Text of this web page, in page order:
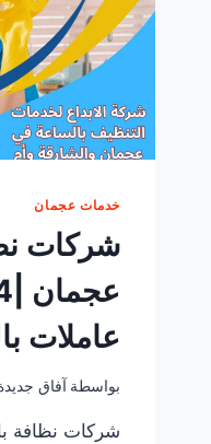
خدمات عجمان
شركات
عاملات
بواسطة آفاق أكتوبر 20, 2025
شركات نظافة